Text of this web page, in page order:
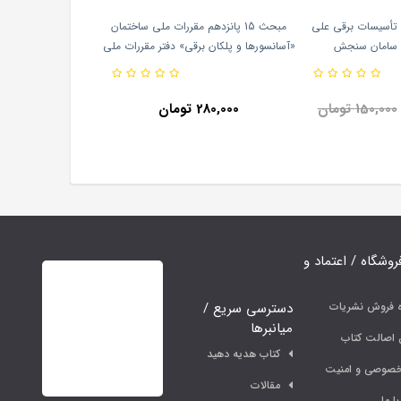
برقی علی
سامان سنجش
150,000 تومان
مبحث 15 پانزدهم مقررات ملی ساختمان
«آسانسورها و پلکان برقی» دفتر مقررات ملی
ساختمان انتشارات توسعه ایران
280,000 تومان
/ اعتماد و
فروش نشریات
اصالت کتاب
و امنیت
دسترسی سریع /
میانبرها
کتاب هدیه دهید
مقالات